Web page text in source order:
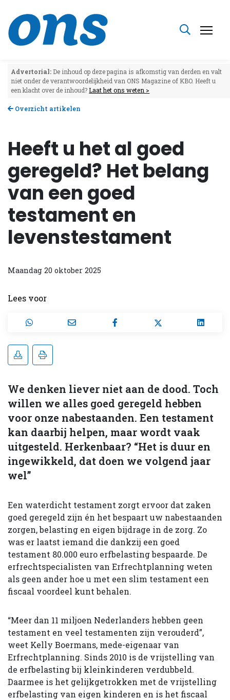
Advertorial: De inhoud op deze pagina is afkomstig van derden en valt
niet onder de verantwoordelijkheid van ONS Magazine of KBO. Heeft u
een klacht over de inhoud?Laat het ons weten >
Overzicht artikelen
Heeft u het al goed
geregeld? Het belang
van een goed
testament en
levenstestament
Maandag 20 oktober 2025
Lees voor
We denken liever niet aan de dood. Toch
willen we alles goed geregeld hebben
voor onze nabestaanden. Een testament
kan daarbij helpen, maar wordt vaak
uitgesteld. Herkenbaar? “Het is duur en
ingewikkeld, dat doen we volgend jaar
wel”
Een waterdicht testament zorgt ervoor dat zaken
goed geregeld zijn én het bespaart uw nabestaanden
zorgen, belasting en ei­gen bijdrage in de zorg. Zo
was er laatst iemand die dankzij een goed
testament 80.000 euro erfbelasting bespaarde. De
erf­rechtspecialisten van Erfrechtplanning we­ten
als geen ander hoe u met een slim tes­tament een
fiscaal voordeel kunt behalen.
“Meer dan 11 miljoen Nederlanders heb­ben geen
testament en veel testamenten zijn verouderd”,
weet Kelly Boermans, me­de-eigenaar van
Erfrechtplanning. Sinds 2010 is de vrijstelling van
de erfbelasting bij kleinkinderen verdubbeld.
Daarmee is het gelijkgetrokken met de vrijstelling
erfbelasting van eigen kinderen en is het fiscaal